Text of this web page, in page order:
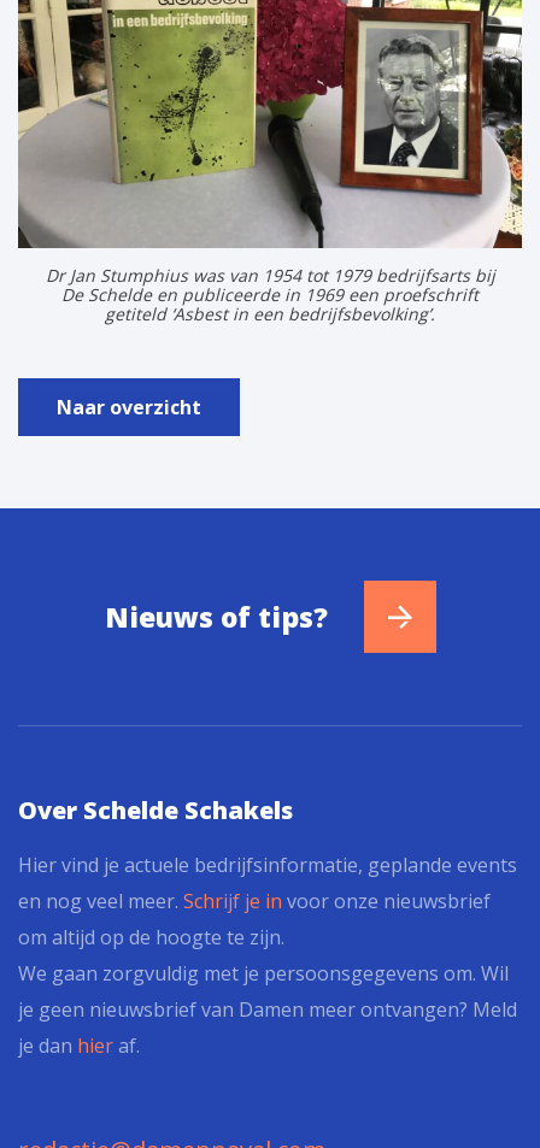
Dr Jan Stumphius was van 1954 tot 1979 bedrijfsarts bij
De Schelde en publiceerde in 1969 een proefschrift
getiteld ‘Asbest in een bedrijfsbevolking’.
Naar overzicht
Nieuws of tips?
Over Schelde Schakels
Hier vind je actuele bedrijfsinformatie, geplande events
en nog veel meer. Schrijf je in voor onze nieuwsbrief
om altijd op de hoogte te zijn.
We gaan zorgvuldig met je persoonsgegevens om. Wil
je geen nieuwsbrief van Damen meer ontvangen? Meld
je dan hieraf.